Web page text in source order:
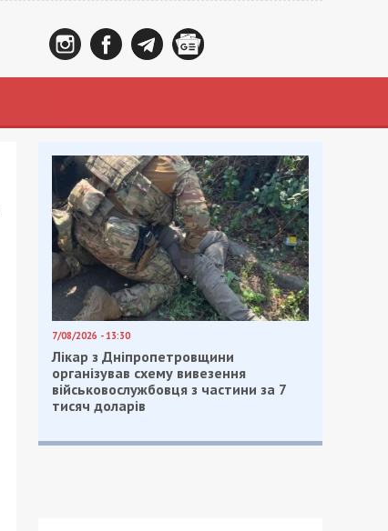
7/08/2026 - 13:30
Лікар з Дніпропетровщини
організував схему вивезення
військовослужбовця з частини за 7
тисяч доларів